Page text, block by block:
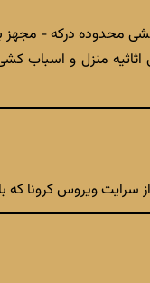
کشی محدوده درکه -
اثاثیه منزل و
سرایت ویروس کرونا که